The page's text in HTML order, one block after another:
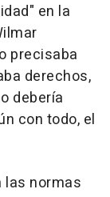
en la
precisaba
derechos,
debería
con todo, el
las normas